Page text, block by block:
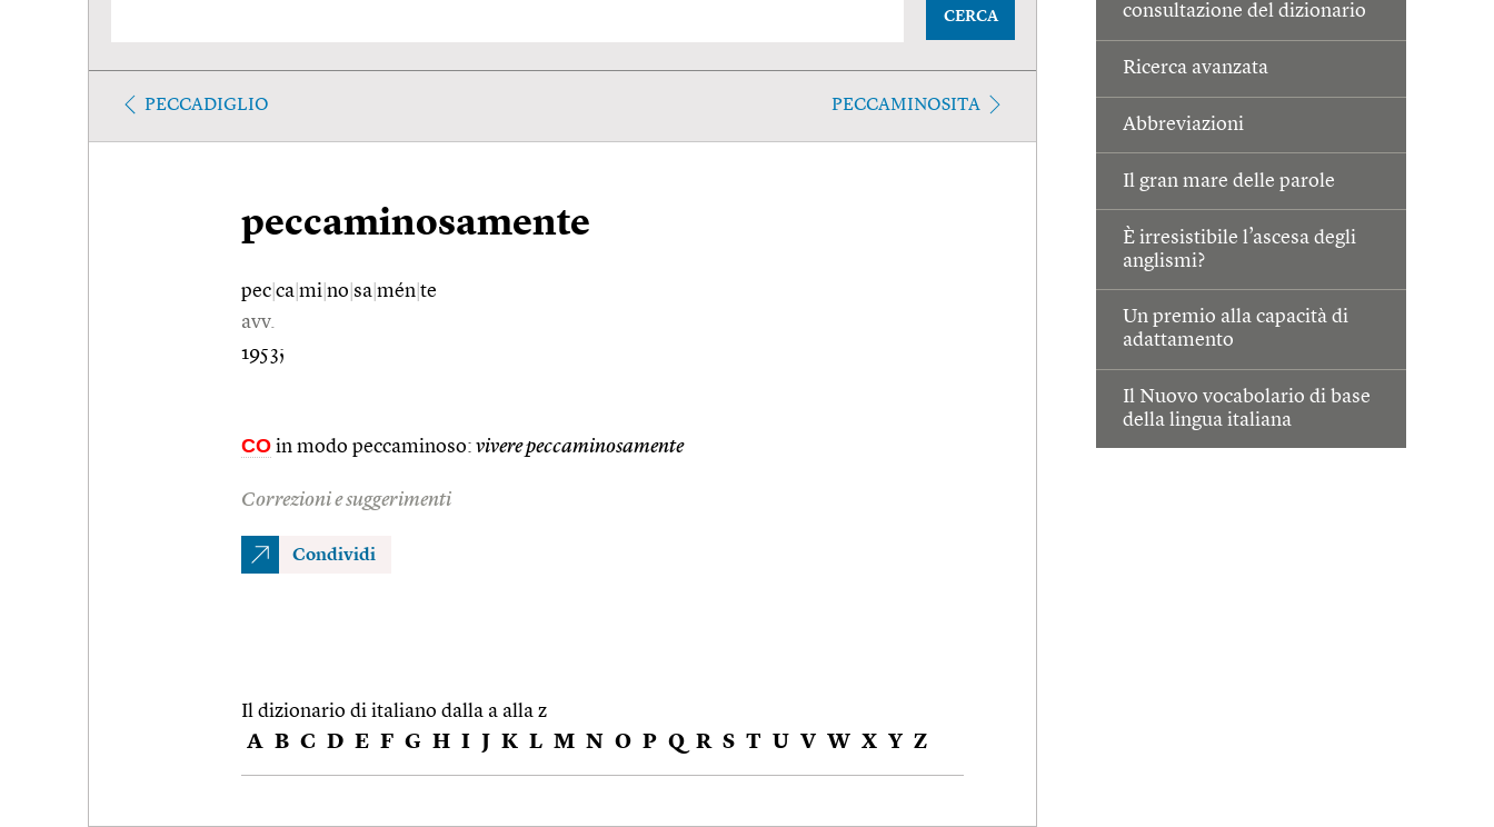
consultazione del dizionario
Ricerca avanzata
Abbreviazioni
Il gran mare delle parole
È irresistibile l’ascesa degli
anglismi?
Un premio alla capacità di
adattamento
Il Nuovo vocabolario di base
della lingua italiana
CERCA
PECCADIGLIO PECCAMINOSITA
peccaminosamente
pec ca mi no sa mén te
avv.
1953;
CO in modo peccaminoso: vivere peccaminosamente
Correzioni e suggerimenti
Condividi
Il dizionario di italiano dalla a alla z
A B C D E F G H I J K L M N O P Q R S T U V W X Y Z